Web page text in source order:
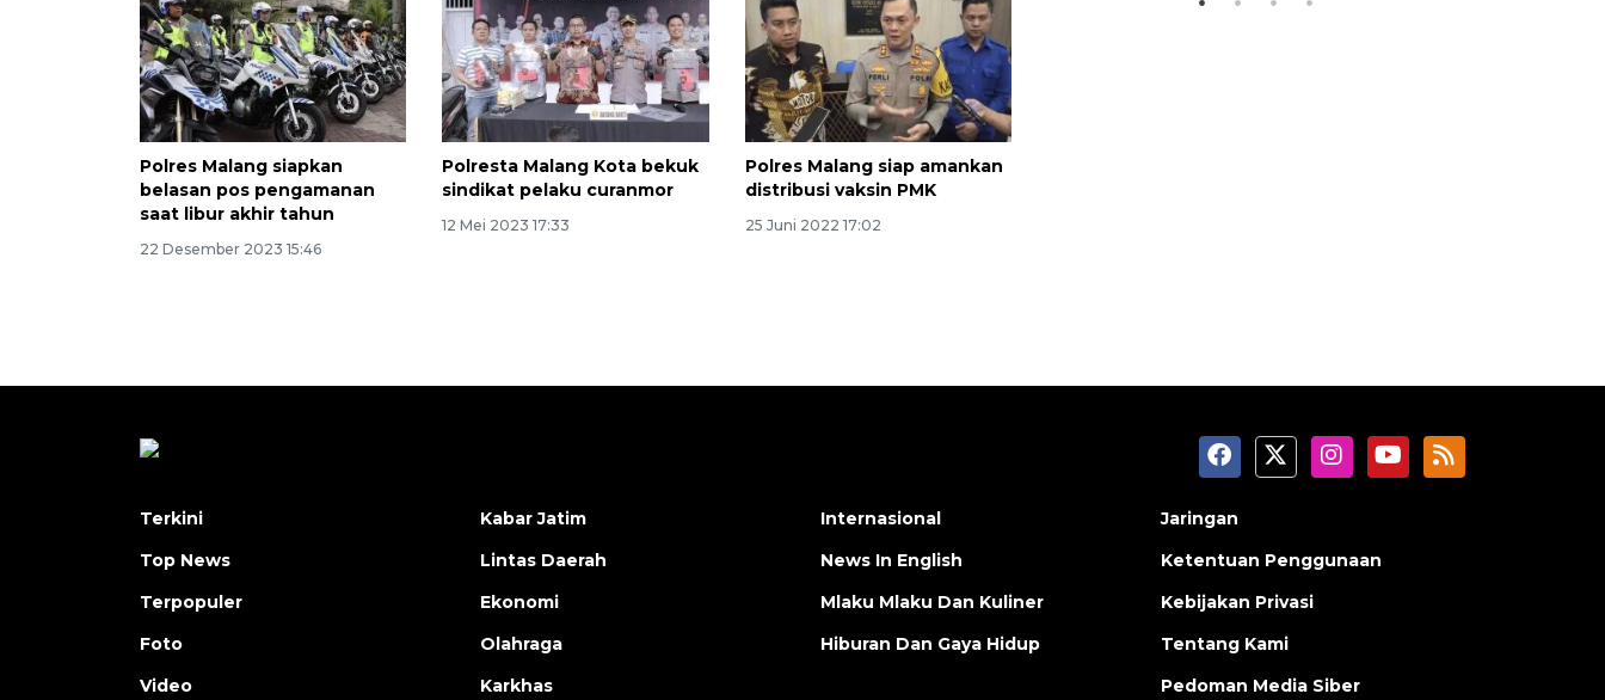
Polres Malang siapkan
belasan pos pengamanan
saat libur akhir tahun
22 Desember 2023 15:46
Polresta Malang Kota bekuk
sindikat pelaku curanmor
12 Mei 2023 17:33
Polres Malang siap amankan
distribusi vaksin PMK
25 Juni 2022 17:02
Terkini
Top News
Terpopuler
Foto
Video
Kabar Jatim
Lintas Daerah
Ekonomi
Olahraga
Karkhas
Internasional
News In English
Mlaku Mlaku Dan Kuliner
Hiburan Dan Gaya Hidup
Jaringan
Ketentuan Penggunaan
Kebijakan Privasi
Tentang Kami
Pedoman Media Siber